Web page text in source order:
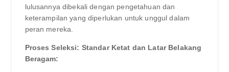
lulusannya dibekali dengan pengetahuan dan
keterampilan yang diperlukan untuk unggul dalam
peran mereka.
Proses Seleksi: Standar Ketat dan Latar Belakang
Beragam: